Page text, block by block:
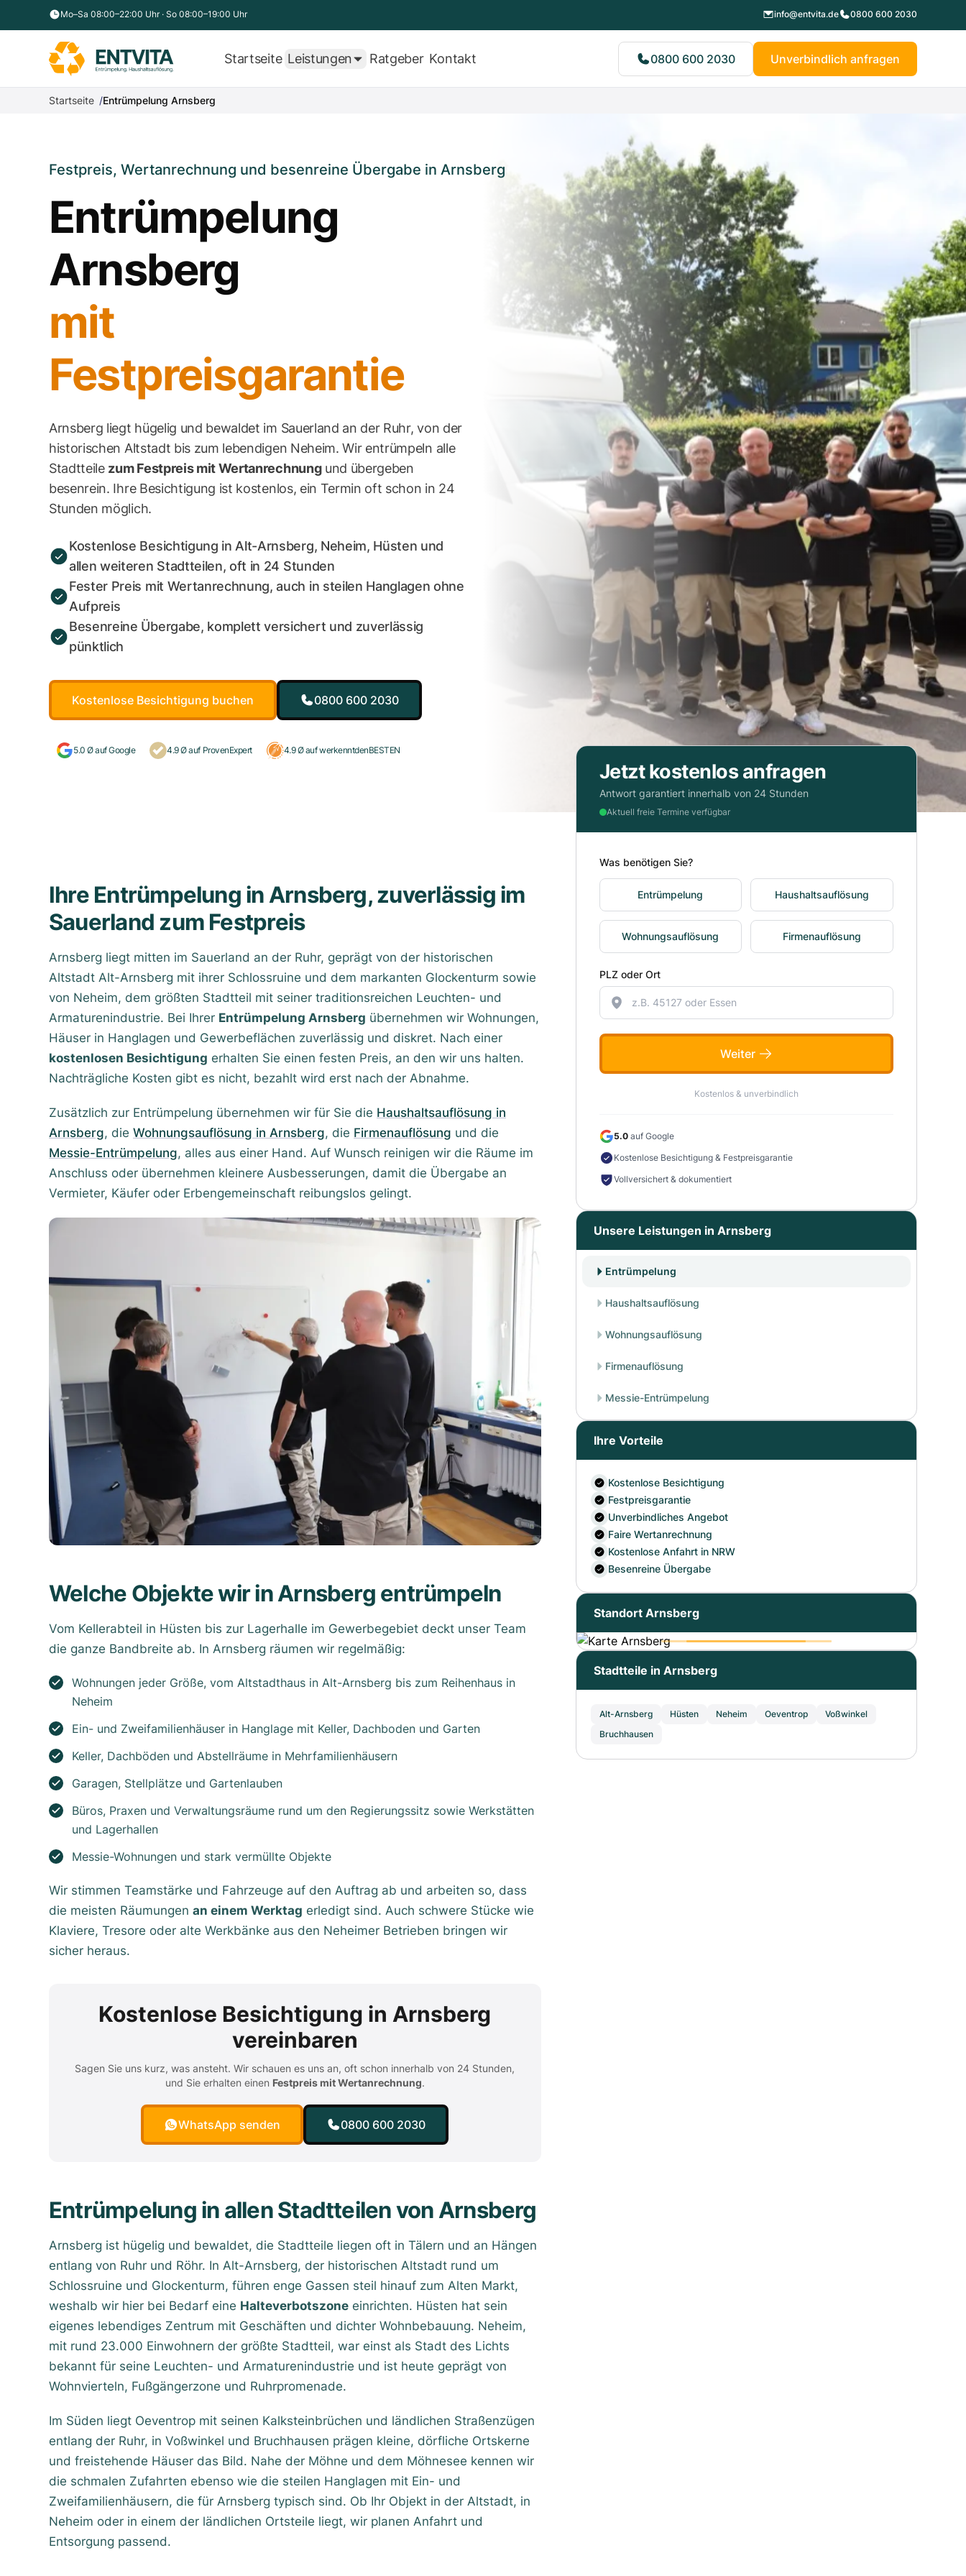
Zum Inhalt springenMo–Sa 08:00–22:00 Uhr · So 08:00–19:00 Uhr info@entvita.de 0800 600 2030
Startseite Leistungen Ratgeber Kontakt 0800 600 2030 Unverbindlich anfragen
Startseite Entrümpelung Arnsberg
Festpreis, Wertanrechnung und besenreine Übergabe in Arnsberg
Entrümpelung
Arnsberg
mit
Festpreisgarantie
Arnsberg liegt hügelig und bewaldet im Sauerland an der Ruhr, von der
historischen Altstadt bis zum lebendigen Neheim. Wir entrümpeln alle
Stadtteile zum Festpreis mit Wertanrechnungund übergeben
besenrein. Ihre Besichtigung ist kostenlos, ein Termin oft schon in 24
Stunden möglich.
Kostenlose Besichtigung in Alt-Arnsberg, Neheim, Hüsten und
allen weiteren Stadtteilen, oft in 24 Stunden
Fester Preis mit Wertanrechnung, auch in steilen Hanglagen ohne
Aufpreis
Besenreine Übergabe, komplett versichert und zuverlässig
pünktlich
Kostenlose Besichtigung buchen 0800 600 2030
5.0 Ø auf Google 4.9 Ø auf ProvenExpert 4.9 Ø auf werkenntdenBESTEN
Ihre Entrümpelung in Arnsberg, zuverlässig im
Sauerland zum Festpreis
Arnsberg liegt mitten im Sauerland an der Ruhr, geprägt von der historischen
Altstadt Alt-Arnsberg mit ihrer Schlossruine und dem markanten Glockenturm sowie
von Neheim, dem größten Stadtteil mit seiner traditionsreichen Leuchten- und
Armaturenindustrie. Bei Ihrer Entrümpelung Arnsberg übernehmen wir Wohnungen,
Häuser in Hanglagen und Gewerbeflächen zuverlässig und diskret. Nach einer
kostenlosen Besichtigung erhalten Sie einen festen Preis, an den wir uns halten.
Nachträgliche Kosten gibt es nicht, bezahlt wird erst nach der Abnahme.
Zusätzlich zur Entrümpelung übernehmen wir für Sie die Haushaltsauflösung in
Arnsberg, die Wohnungsauflösung in Arnsberg, die Firmenauflösung und die
Messie-Entrümpelung, alles aus einer Hand. Auf Wunsch reinigen wir die Räume im
Anschluss oder übernehmen kleinere Ausbesserungen, damit die Übergabe an
Vermieter, Käufer oder Erbengemeinschaft reibungslos gelingt.
Welche Objekte wir in Arnsberg entrümpeln
Vom Kellerabteil in Hüsten bis zur Lagerhalle im Gewerbegebiet deckt unser Team
die ganze Bandbreite ab. In Arnsberg räumen wir regelmäßig:
Wohnungen jeder Größe, vom Altstadthaus in Alt-Arnsberg bis zum Reihenhaus in
Neheim
Ein- und Zweifamilienhäuser in Hanglage mit Keller, Dachboden und Garten
Keller, Dachböden und Abstellräume in Mehrfamilienhäusern
Garagen, Stellplätze und Gartenlauben
Büros, Praxen und Verwaltungsräume rund um den Regierungssitz sowie Werkstätten
und Lagerhallen
Messie-Wohnungen und stark vermüllte Objekte
Wir stimmen Teamstärke und Fahrzeuge auf den Auftrag ab und arbeiten so, dass
die meisten Räumungen an einem Werktag erledigt sind. Auch schwere Stücke wie
Klaviere, Tresore oder alte Werkbänke aus den Neheimer Betrieben bringen wir
sicher heraus.
Kostenlose Besichtigung in Arnsberg
vereinbaren
Sagen Sie uns kurz, was ansteht. Wir schauen es uns an, oft schon innerhalb von 24 Stunden,
und Sie erhalten einen Festpreis mit Wertanrechnung.
WhatsApp senden 0800 600 2030
Entrümpelung in allen Stadtteilen von Arnsberg
Arnsberg ist hügelig und bewaldet, die Stadtteile liegen oft in Tälern und an Hängen
entlang von Ruhr und Röhr. In Alt-Arnsberg, der historischen Altstadt rund um
Schlossruine und Glockenturm, führen enge Gassen steil hinauf zum Alten Markt,
weshalb wir hier bei Bedarf eine Halteverbotszone einrichten. Hüsten hat sein
eigenes lebendiges Zentrum mit Geschäften und dichter Wohnbebauung. Neheim,
mit rund 23.000 Einwohnern der größte Stadtteil, war einst als Stadt des Lichts
bekannt für seine Leuchten- und Armaturenindustrie und ist heute geprägt von
Wohnvierteln, Fußgängerzone und Ruhrpromenade.
Im Süden liegt Oeventrop mit seinen Kalksteinbrüchen und ländlichen Straßenzügen
entlang der Ruhr, in Voßwinkel und Bruchhausen prägen kleine, dörfliche Ortskerne
und freistehende Häuser das Bild. Nahe der Möhne und dem Möhnesee kennen wir
die schmalen Zufahrten ebenso wie die steilen Hanglagen mit Ein- und
Zweifamilienhäusern, die für Arnsberg typisch sind. Ob Ihr Objekt in der Altstadt, in
Neheim oder in einem der ländlichen Ortsteile liegt, wir planen Anfahrt und
Entsorgung passend.
Jetzt kostenlos anfragen
Antwort garantiert innerhalb von 24 Stunden
Aktuell freie Termine verfügbar
Was benötigen Sie?
Entrümpelung Haushaltsauflösung
Wohnungsauflösung Firmenauflösung
PLZ oder Ort
Weiter
Kostenlos & unverbindlich
5.0auf Google
Kostenlose Besichtigung & Festpreisgarantie
Vollversichert & dokumentiert
Unsere Leistungen in Arnsberg
Entrümpelung
Haushaltsauflösung
Wohnungsauflösung
Firmenauflösung
Messie-Entrümpelung
Ihre Vorteile
Kostenlose Besichtigung
Festpreisgarantie
Unverbindliches Angebot
Faire Wertanrechnung
Kostenlose Anfahrt in NRW
Besenreine Übergabe
Standort Arnsberg
Stadtteile in Arnsberg
Alt-Arnsberg Hüsten Neheim Oeventrop
Voßwinkel
Bruchhausen